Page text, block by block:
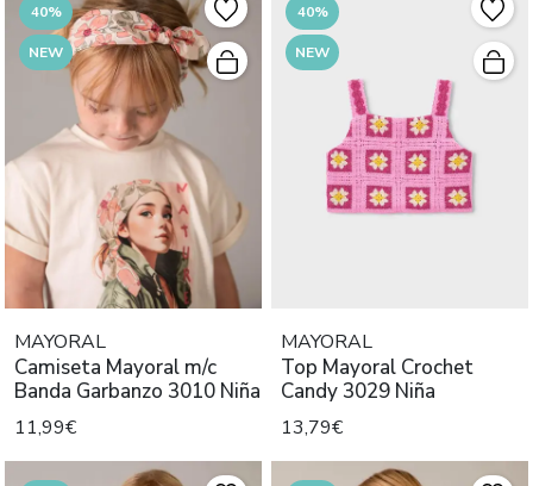
40%
NEW
MAYORAL
Camiseta Mayoral m/c
Banda Garbanzo 3010 Niña
11,99€
40%
NEW
MAYORAL
Top Mayoral Crochet
Candy 3029 Niña
13,79€